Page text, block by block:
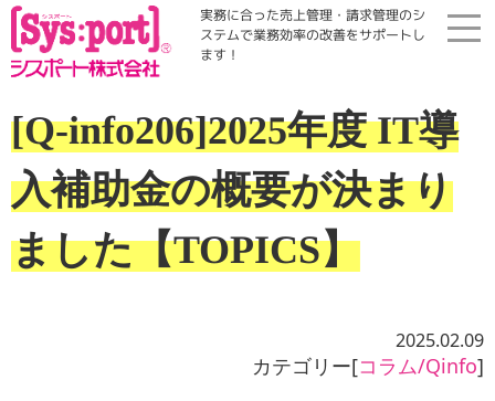
実務に合った売上管理・請求管理のシ
ステムで業務効率の改善をサポートし
ます！
展示会・勉強会
会社案内
[Q-info206]2025年度 IT導
入補助金の概要が決まり
ました【TOPICS】
2025.02.09
カテゴリー[コラム/Qinfo]